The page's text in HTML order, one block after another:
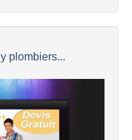
plombiers...